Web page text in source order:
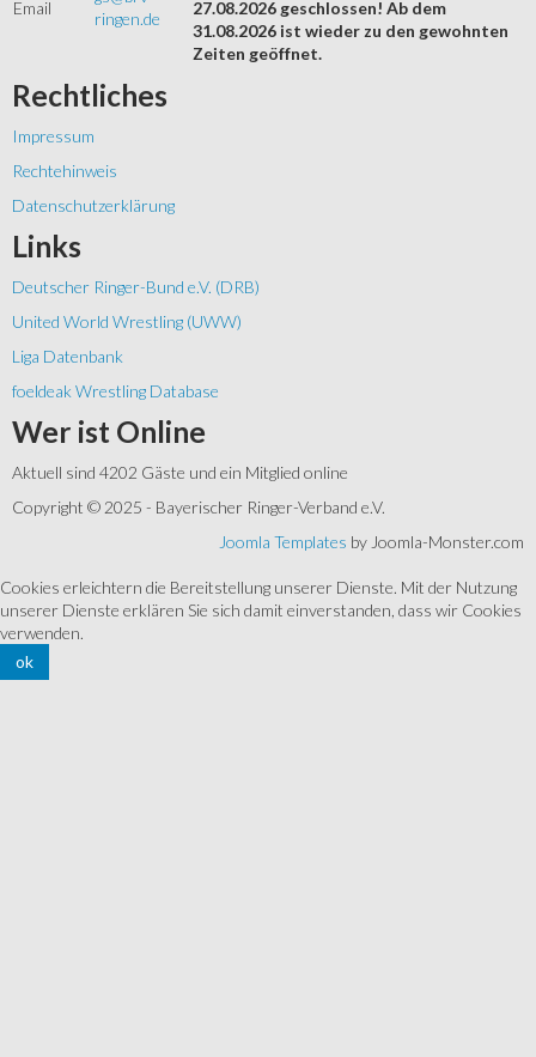
Email
ringen.de
27.08.2026 geschlossen! Ab dem
31.08.2026 ist wieder zu den gewohnten
Zeiten geöffnet.
Rechtliches
Impressum
Rechtehinweis
Datenschutzerklärung
Links
Deutscher Ringer-Bund e.V. (DRB)
United World Wrestling (UWW)
Liga Datenbank
foeldeak Wrestling Database
Wer ist Online
Aktuell sind 4202 Gäste und ein Mitglied online
Copyright © 2025 - Bayerischer Ringer-Verband e.V.
Joomla Templates by Joomla-Monster.com
Cookies erleichtern die Bereitstellung unserer Dienste. Mit der Nutzung
unserer Dienste erklären Sie sich damit einverstanden, dass wir Cookies
verwenden.
ok